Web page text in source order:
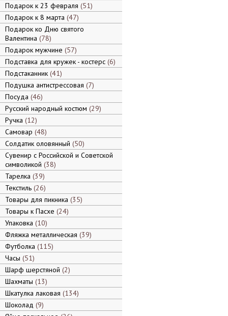
Подарок к 23 февраля 51
Подарок к 8 марта 47
Подарок ко Дню святого
Валентина 78
Подарок мужчине 57
Подставка для кружек - костерс 6
Подстаканник 41
Подушка антистрессовая 7
Посуда 46
Русский народный костюм 29
Ручка 12
Самовар 48
Солдатик оловянный 50
Сувенир с Российской и Советской
символикой 38
Тарелка 39
Текстиль 26
Товары для пикника 35
Товары к Пасхе 24
Упаковка 10
Фляжка металлическая 39
Футболка 115
Часы 51
Шарф шерстяной 2
Шахматы 13
Шкатулка лаковая 134
Шоколад 9